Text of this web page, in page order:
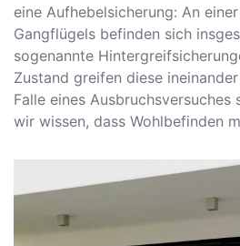
eine Aufhebelsicherung: An
Gangflügels befinden sich
sogenannte
Zustand greifen diese
Falle eines Ausbruchsversuches
wir wissen, dass Wohlbefinden